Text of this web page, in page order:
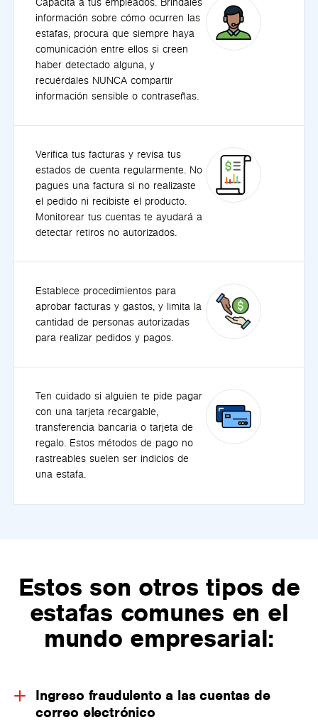
Capacita a tus empleados. Bríndales
información sobre cómo ocurren las
estafas, procura que siempre haya
comunicación entre ellos si creen
haber detectado alguna, y
recuérdales NUNCA compartir
información sensible o contraseñas.
Verifica tus facturas y revisa tus
estados de cuenta regularmente. No
pagues una factura si no realizaste
el pedido ni recibiste el producto.
Monitorear tus cuentas te ayudará a
detectar retiros no autorizados.
Establece procedimientos para
aprobar facturas y gastos, y limita la
cantidad de personas autorizadas
para realizar pedidos y pagos.
Ten cuidado si alguien te pide pagar
con una tarjeta recargable,
transferencia bancaria o tarjeta de
regalo. Estos métodos de pago no
rastreables suelen ser indicios de
una estafa.
Estos son otros tipos de
estafas comunes en el
mundo empresarial:
Ingreso fraudulento a las cuentas de
correo electrónico